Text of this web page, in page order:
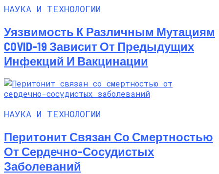
НАУКА И ТЕХНОЛОГИИ
Уязвимость К Различным Мутациям
COVID-19 Зависит От Предыдущих
Инфекций И Вакцинации
НАУКА И ТЕХНОЛОГИИ
Перитонит Связан Со Смертностью
От Сердечно-Сосудистых
Заболеваний